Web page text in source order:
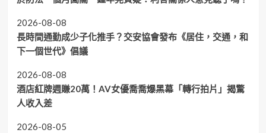
2026-08-08
長時間通勤成少子化推手？交安協會發布《居住，交通，和
下一個世代》倡議
2026-08-08
酒店紅牌週賺20萬！AV女優喬喬爆黑幕「轉行拍片」揭驚
人收入差
2026-08-05